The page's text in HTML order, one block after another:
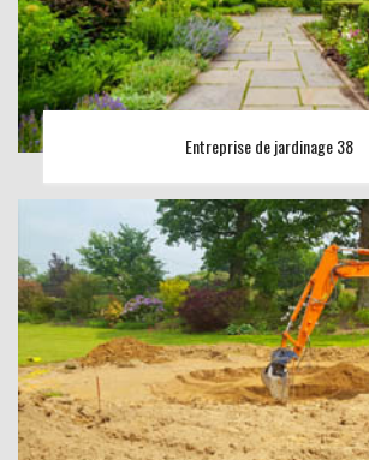
Entreprise de jardinage 38